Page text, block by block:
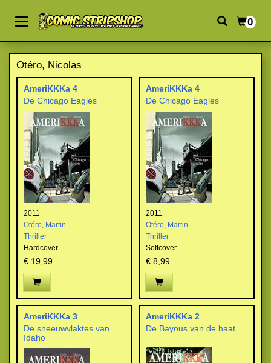
0
Otéro, Nicolas
AmeriKKKa 4
De Chicago Eagles
2011
Otéro, Martin
Thriller
Hardcover
€ 19,99
AmeriKKKa 4
De Chicago Eagles
2011
Otéro, Martin
Thriller
Softcover
€ 8,99
AmeriKKKa 3
De sneeuwvlaktes van
Idaho
AmeriKKKa 2
De Bayous van de haat